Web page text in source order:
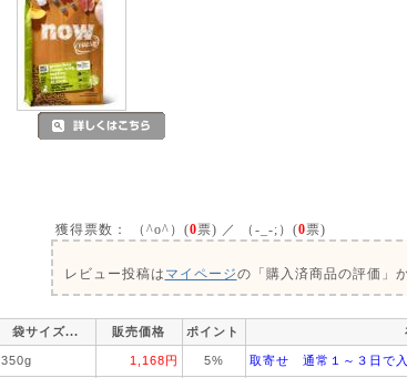
獲得票数： （^o^）(0票) ／ （-_-;）(0票)
レビュー投稿は マイページの「購入済商品の評価」
袋サイズ... 販売価格 ポイント
350g 1,168円 5% 取寄せ 通常１～３日で入